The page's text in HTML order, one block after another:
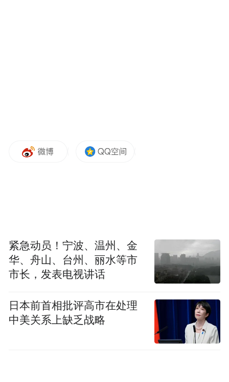
紧急动员！宁波、温州、金
华、舟山、台州、丽水等市
市长，发表电视讲话
日本前首相批评高市在处理
中美关系上缺乏战略